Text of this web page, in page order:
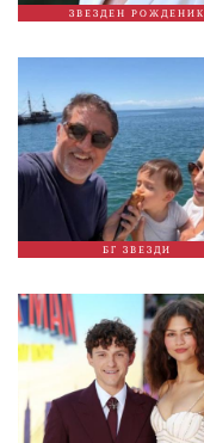
ЗВЕЗДЕН РОЖДЕНИК
БГ ЗВЕЗДИ